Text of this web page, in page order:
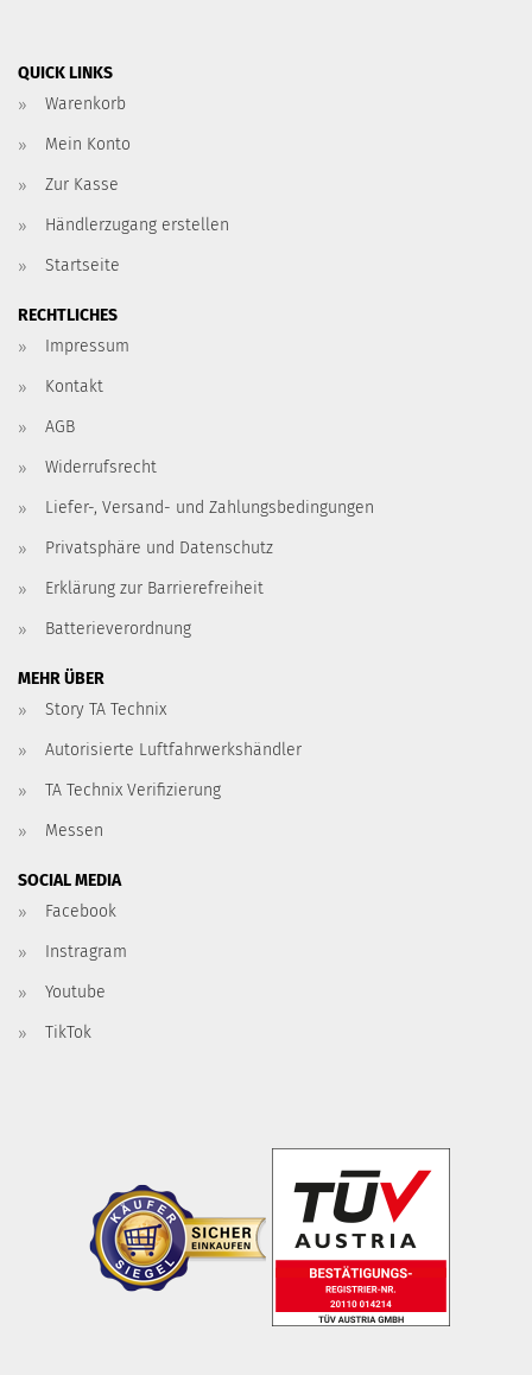
QUICK LINKS
Warenkorb
Mein Konto
Zur Kasse
Händlerzugang erstellen
Startseite
RECHTLICHES
Impressum
Kontakt
AGB
Widerrufsrecht
Liefer-, Versand- und Zahlungsbedingungen
Privatsphäre und Datenschutz
Erklärung zur Barrierefreiheit
Batterieverordnung
MEHR ÜBER
Story TA Technix
Autorisierte Luftfahrwerkshändler
TA Technix Verifizierung
Messen
SOCIAL MEDIA
Facebook
Instragram
Youtube
TikTok